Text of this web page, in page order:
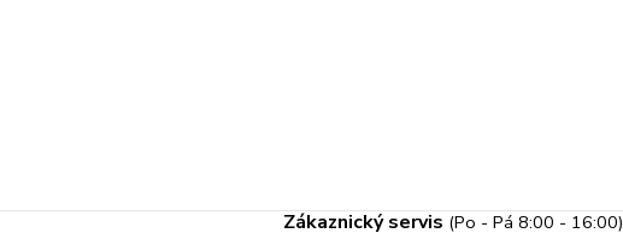
Zákaznický servis (Po - Pá 8:00 - 16:00)